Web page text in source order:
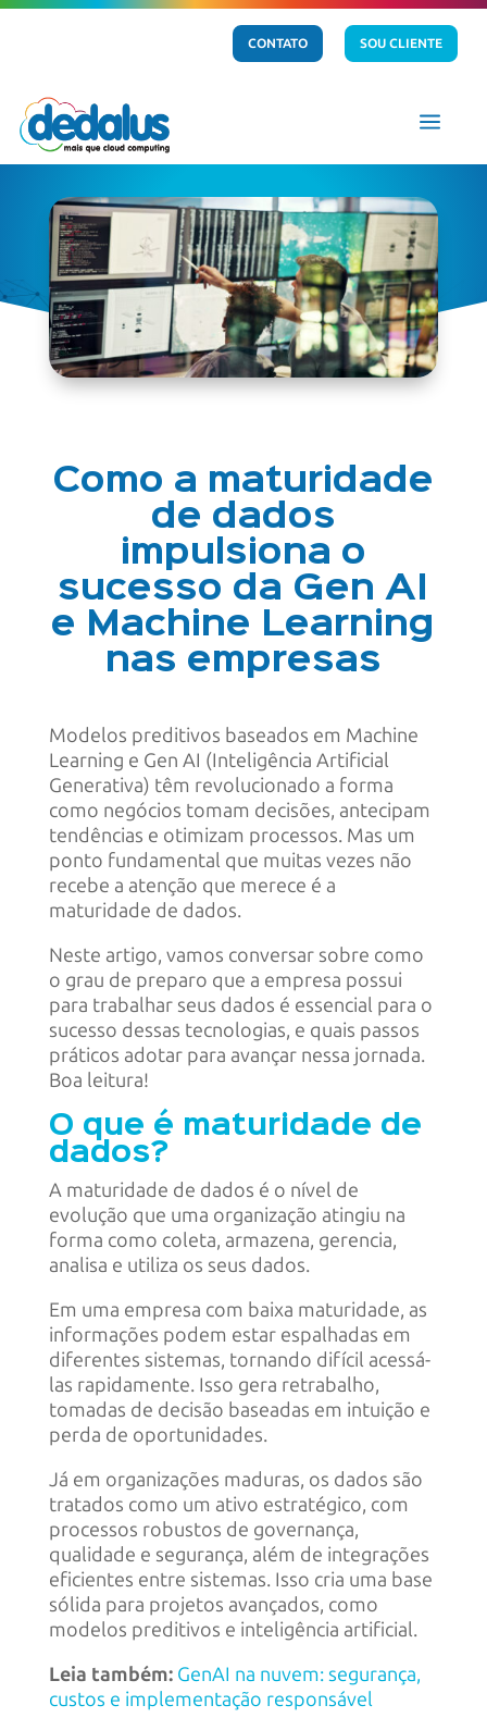
CONTATO SOU CLIENTE
a
Como a maturidade
de dados
impulsiona o
sucesso da Gen AI
e Machine Learning
nas empresas
Modelos preditivos baseados em Machine
Learning e Gen AI (Inteligência Artificial
Generativa) têm revolucionado a forma
como negócios tomam decisões, antecipam
tendências e otimizam processos. Mas um
ponto fundamental que muitas vezes não
recebe a atenção que merece é a
maturidade de dados.
Neste artigo, vamos conversar sobre como
o grau de preparo que a empresa possui
para trabalhar seus dados é essencial para o
sucesso dessas tecnologias, e quais passos
práticos adotar para avançar nessa jornada.
Boa leitura!
O que é maturidade de
dados?
A maturidade de dados é o nível de
evolução que uma organização atingiu na
forma como coleta, armazena, gerencia,
analisa e utiliza os seus dados.
Em uma empresa com baixa maturidade, as
informações podem estar espalhadas em
diferentes sistemas, tornando difícil acessá-
las rapidamente. Isso gera retrabalho,
tomadas de decisão baseadas em intuição e
perda de oportunidades.
Já em organizações maduras, os dados são
tratados como um ativo estratégico, com
processos robustos de governança,
qualidade e segurança, além de integrações
eficientes entre sistemas. Isso cria uma base
sólida para projetos avançados, como
modelos preditivos e inteligência artificial.
Leia também: GenAI na nuvem: segurança,
custos e implementação responsável